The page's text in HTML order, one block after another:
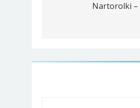
Nartorolki –